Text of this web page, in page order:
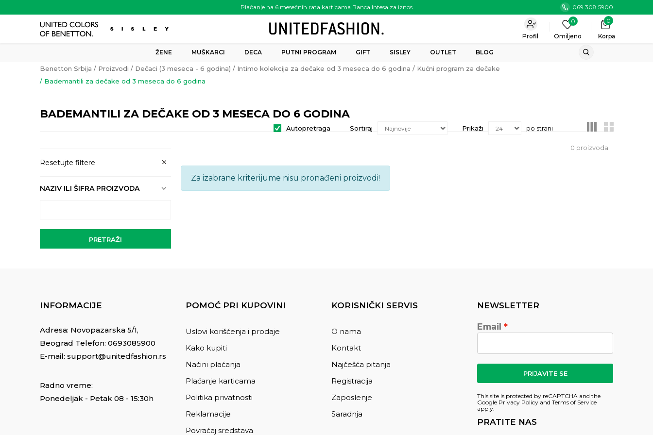
Plaćanje na 6 mesečnih rata karticama Banca Intesa za iznos
preko 6.000.00 rsd
069 308 5900
Korpa
0
0
Omiljeno
Profil
ŽENE MUŠKARCI DECA PUTNI PROGRAM GIFT SISLEY OUTLET BLOG
Benetton Srbija Proizvodi Dečaci (3 meseca - 6 godina) Intimo kolekcija za dečake od 3 meseca do 6 godina
Kućni program za dečake
Bademantili za dečake od 3 meseca do 6 godina
BADEMANTILI ZA DEČAKE OD 3 MESECA DO 6 GODINA
Autopretraga Sortiraj Prikaži po strani
Resetujte filtere
NAZIV ILI ŠIFRA PROIZVODA
PRETRAŽI
0 proizvoda
Za izabrane kriterijume nisu pronađeni proizvodi!
INFORMACIJE
Adresa: Novopazarska 5/1,
Beograd Telefon: 0693085900
E-mail: support@unitedfashion.rs
Radno vreme:
Ponedeljak - Petak 08 - 15:30h
POMOĆ PRI KUPOVINI
Uslovi korišćenja i prodaje
Kako kupiti
Načini plaćanja
Plaćanje karticama
Politika privatnosti
Reklamacije
Povraćaj sredstava
KORISNIČKI SERVIS
O nama
Kontakt
Najčešća pitanja
Registracija
Zaposlenje
Saradnja
NEWSLETTER
Email
PRIJAVITE SE
This site is protected by reCAPTCHA and the
Google Privacy Policy and Terms of Service
apply.
PRATITE NAS